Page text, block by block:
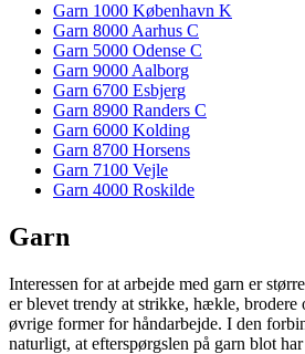
Garn 1000 København K
Garn 8000 Aarhus C
Garn 5000 Odense C
Garn 9000 Aalborg
Garn 6700 Esbjerg
Garn 8900 Randers C
Garn 6000 Kolding
Garn 8700 Horsens
Garn 7100 Vejle
Garn 4000 Roskilde
Garn
Interessen for at arbejde med garn er
er blevet trendy at strikke, hækle, brodere
øvrige former for håndarbejde. I den
naturligt, at efterspørgslen på garn blot